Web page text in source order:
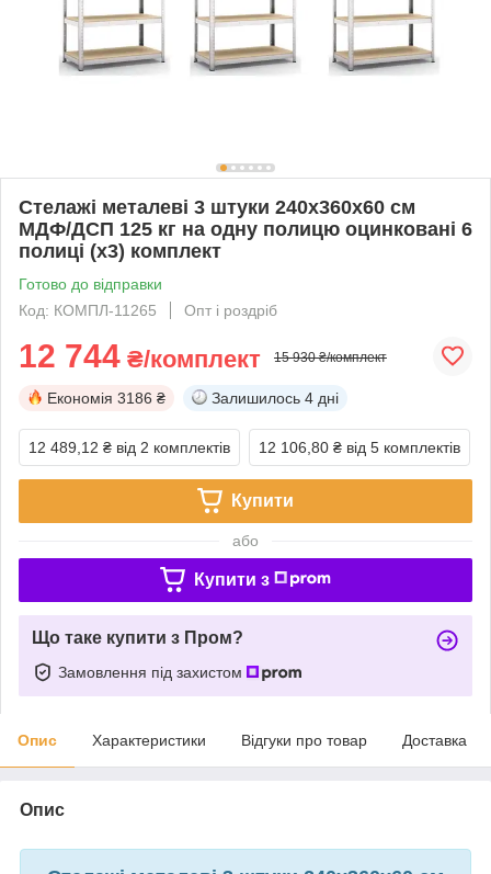
Стелажі металеві 3 штуки 240х360х60 см
МДФ/ДСП 125 кг на одну полицю оцинковані 6
полиці (х3) комплект
Готово до відправки
Код: КОМПЛ-11265
Опт і роздріб
12 744 ₴/комплект 15 930 ₴/комплект
Економія 3186 ₴ Залишилось 4 дні
12 489,12 ₴ від 2 комплектів 12 106,80 ₴ від 5 комплектів
Купити
або
Купити з
Що таке купити з Пром?
Замовлення під захистом
Опис Характеристики Відгуки про товар Доставка
Опис